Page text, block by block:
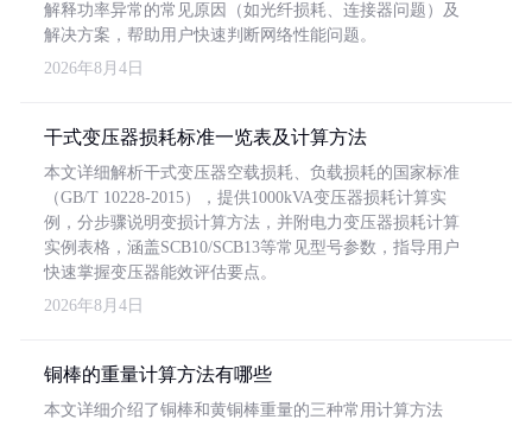
解释功率异常的常见原因（如光纤损耗、连接器问题）及
解决方案，帮助用户快速判断网络性能问题。
2026年8月4日
干式变压器损耗标准一览表及计算方法
本文详细解析干式变压器空载损耗、负载损耗的国家标准
（GB/T 10228-2015），提供1000kVA变压器损耗计算实
例，分步骤说明变损计算方法，并附电力变压器损耗计算
实例表格，涵盖SCB10/SCB13等常见型号参数，指导用户
快速掌握变压器能效评估要点。
2026年8月4日
铜棒的重量计算方法有哪些
本文详细介绍了铜棒和黄铜棒重量的三种常用计算方法